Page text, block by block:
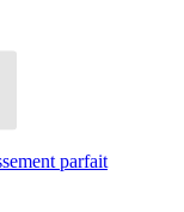
parfait